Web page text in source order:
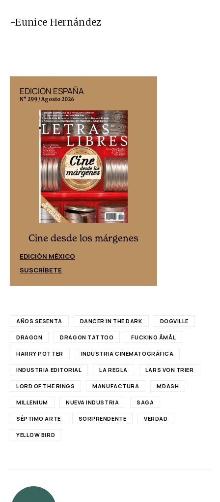
-Eunice Hernández
EDICIÓN ESPAÑA
N° 299 / Agosto 2026
Cine desde los márgenes
EDICIÓN MÉXICO
SUSCRÍBETE
AÑOS SESENTA DANCER IN THE DARK DOGVILLE
DRAGON DRAGON TATTOO FUCKING ÅMÅL
HARRY POTTER INDUSTRIA CINEMATOGRÁFICA
INDUSTRIA EDITORIAL LA REGLA LARS VON TRIER
LORD OF THE RINGS MANUFACTURA MDASH
MILLENIUM NUEVA INDUSTRIA SAGA
SÉPTIMO ARTE SORPRENDENTE VERDAD
YELLOW BIRD